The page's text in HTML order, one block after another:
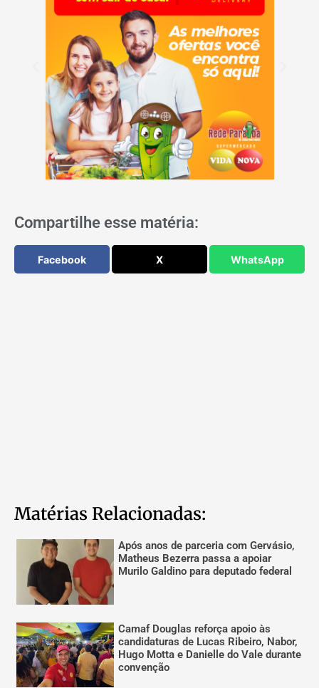
Compartilhe esse matéria:
Facebook X WhatsApp
Matérias Relacionadas:
Após anos de parceria com Gervásio,
Matheus Bezerra passa a apoiar
Murilo Galdino para deputado federal
Camaf Douglas reforça apoio às
candidaturas de Lucas Ribeiro, Nabor,
Hugo Motta e Danielle do Vale durante
convenção